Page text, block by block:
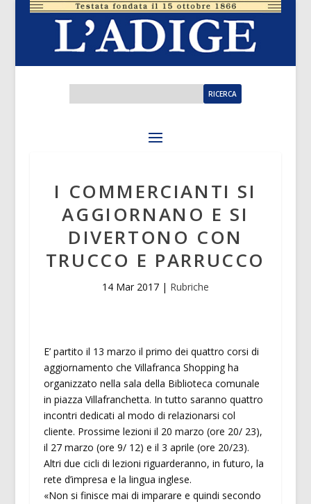
I COMMERCIANTI SI
AGGIORNANO E SI
DIVERTONO CON
TRUCCO E PARRUCCO
14 Mar 2017| Rubriche
E’ partito il 13 marzo il primo dei quattro corsi di
aggiornamento che Villafranca Shopping ha
organizzato nella sala della Biblioteca comunale
in piazza Villafranchetta. In tutto saranno quattro
incontri dedicati al modo di relazionarsi col
cliente. Prossime lezioni il 20 marzo (ore 20/ 23),
il 27 marzo (ore 9/ 12) e il 3 aprile (ore 20/23).
Altri due cicli di lezioni riguarderanno, in futuro, la
rete d’impresa e la lingua inglese.
«Non si finisce mai di imparare e quindi secondo